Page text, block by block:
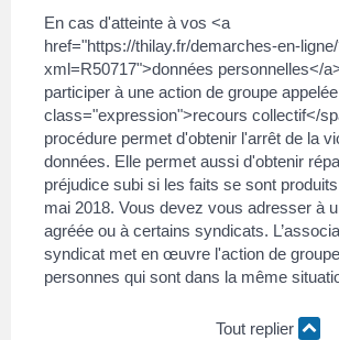
En cas d'atteinte à vos <a
href="https://thilay.fr/demarches-en-
xml=R50717">données personnelles</
participer à une action de groupe
class="expression">recours collectif</
procédure permet d'obtenir l'arrêt de la
données. Elle permet aussi d'obtenir
préjudice subi si les faits se sont
mai 2018. Vous devez vous adresser à
agréée ou à certains syndicats.
syndicat met en œuvre l'action de
personnes qui sont dans la même
Tout replier